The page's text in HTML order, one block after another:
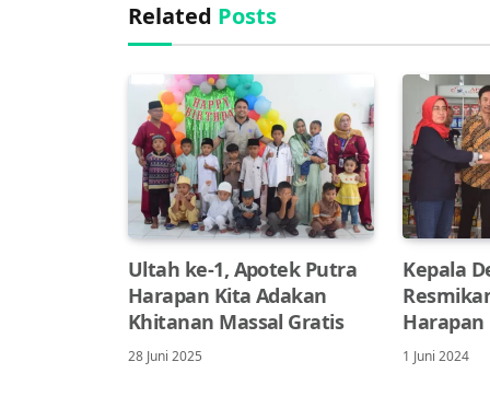
Related Posts
Ultah ke-1, Apotek Putra
Harapan Kita Adakan
Khitanan Massal Gratis
28 Juni 2025
Kepala
Harapan
1 Juni 2024